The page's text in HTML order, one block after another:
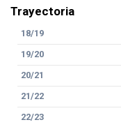
Trayectoria
18/19
19/20
20/21
21/22
22/23